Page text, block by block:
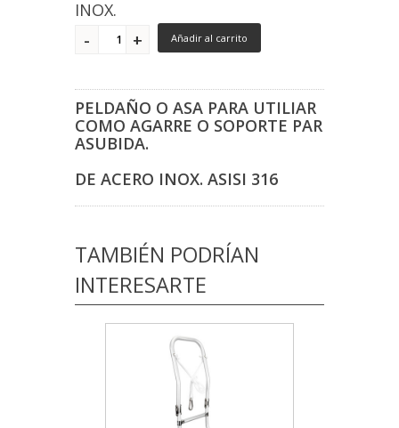
INOX.
Añadir al carrito
PELDAÑO O ASA PARA UTILIAR
COMO AGARRE O SOPORTE PAR
ASUBIDA.
DE ACERO INOX. ASISI 316
TAMBIÉN PODRÍAN
INTERESARTE